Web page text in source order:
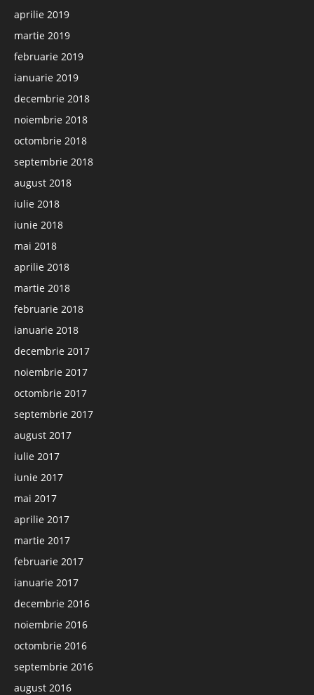
aprilie 2019
martie 2019
februarie 2019
ianuarie 2019
decembrie 2018
noiembrie 2018
octombrie 2018
septembrie 2018
august 2018
iulie 2018
iunie 2018
mai 2018
aprilie 2018
martie 2018
februarie 2018
ianuarie 2018
decembrie 2017
noiembrie 2017
octombrie 2017
septembrie 2017
august 2017
iulie 2017
iunie 2017
mai 2017
aprilie 2017
martie 2017
februarie 2017
ianuarie 2017
decembrie 2016
noiembrie 2016
octombrie 2016
septembrie 2016
august 2016